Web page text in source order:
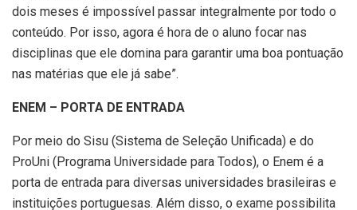
dois meses é impossível passar integralmente por todo o
conteúdo. Por isso, agora é hora de o aluno focar nas
disciplinas que ele domina para garantir uma boa pontuação
nas matérias que ele já sabe”.
ENEM – PORTA DE ENTRADA
Por meio do Sisu (Sistema de Seleção Unificada) e do
ProUni (Programa Universidade para Todos), o Enem é a
porta de entrada para diversas universidades brasileiras e
instituições portuguesas. Além disso, o exame possibilita